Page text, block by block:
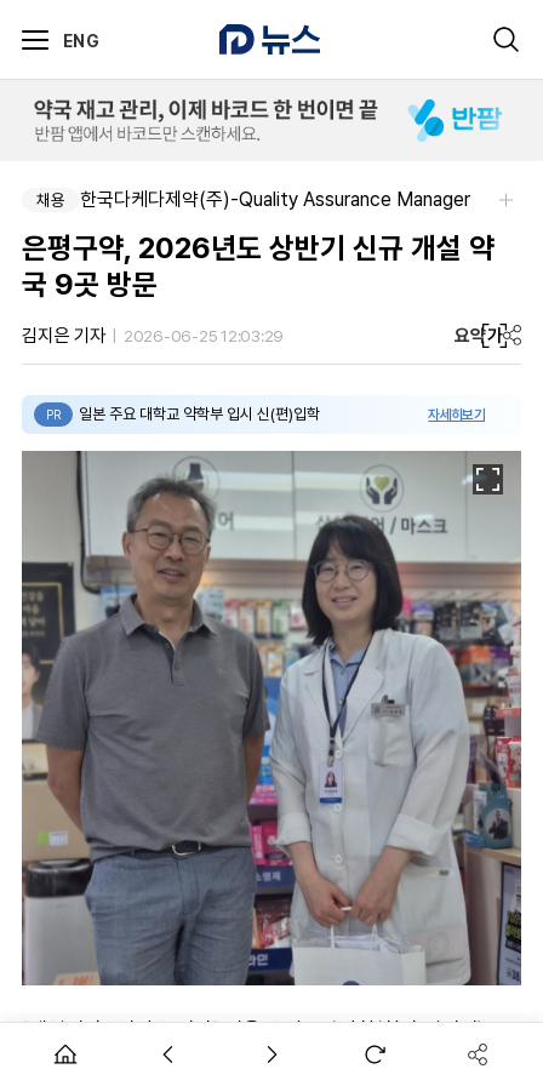
ENG
채용 한국다케다제약(주)-Quality Assurance Manager
은평구약, 2026년도 상반기 신규 개설 약
국 9곳 방문
김지은 기자 2026-06-25 12:03:29 요약가
PR 일본 주요 대학교 약학부 입시 신(편)입학 자세히보기
[데일리팜=김지은 기자] 서울 은평구약사회(회장 임기민)
는 2026년 1월부터 6월까지 신규 개설된 약국을 방문해 신규